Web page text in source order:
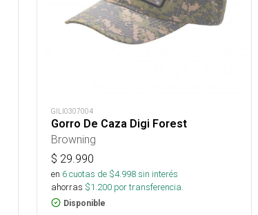
GILI0307004
Gorro De Caza Digi Forest
Browning
$ 29.990
en 6cuotas de $4.998sin interés
ahorras $1.200 por transferencia.
Disponible